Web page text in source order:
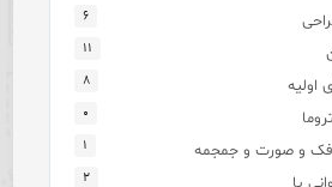
۶
۱۱
اولیه ۸
۰
فک و صورت و جمجمه ۱
پا ۲